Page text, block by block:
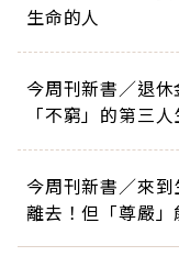
生命的人
今周刊新書／退
「不窮」的第三人
今周刊新書／來
離去！但「尊嚴」